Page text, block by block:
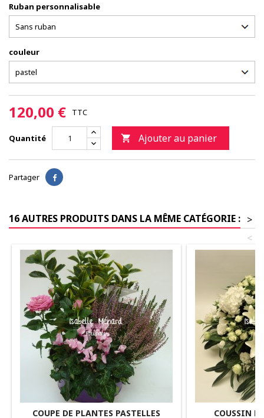
Ruban personnalisable
couleur
120,00 € TTC
Quantité  Ajouter au panier
Partager
16 AUTRES PRODUITS DANS LA MÊME CATÉGORIE : >
<
COUPE DE PLANTES PASTELLES COUSSIN